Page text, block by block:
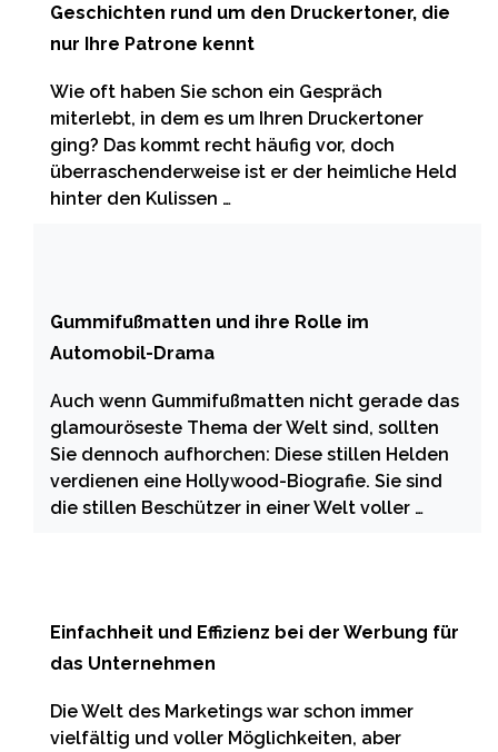
Geschichten rund um den Druckertoner, die
nur Ihre Patrone kennt
Wie oft haben Sie schon ein Gespräch
miterlebt, in dem es um Ihren Druckertoner
ging? Das kommt recht häufig vor, doch
überraschenderweise ist er der heimliche Held
hinter den Kulissen …
Gummifußmatten und ihre Rolle im
Automobil-Drama
Auch wenn Gummifußmatten nicht gerade das
glamouröseste Thema der Welt sind, sollten
Sie dennoch aufhorchen: Diese stillen Helden
verdienen eine Hollywood-Biografie. Sie sind
die stillen Beschützer in einer Welt voller …
Einfachheit und Effizienz bei der Werbung für
das Unternehmen
Die Welt des Marketings war schon immer
vielfältig und voller Möglichkeiten, aber